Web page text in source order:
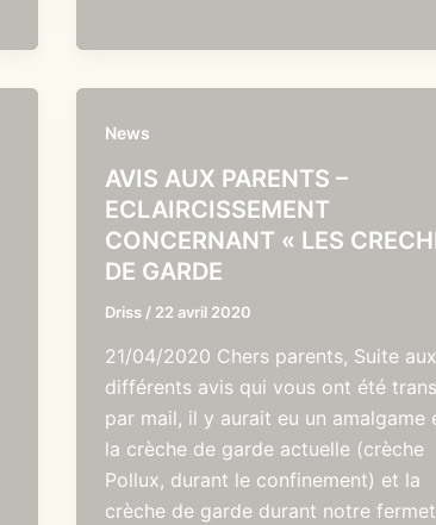
News
AVIS AUX PARENTS –
ECLAIRCISSEMENT
CONCERNANT « LES
DE GARDE
Driss / 22 avril 2020
21/04/2020 Chers parents, Suite aux
différents avis qui vous ont été
par mail, il y aurait eu un amalgame
la crèche de garde actuelle (crèche
Pollux, durant le confinement) et la
crèche de garde durant notre